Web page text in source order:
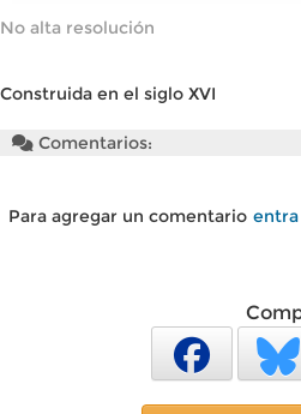
No alta resolución
Construida en el siglo XVI
Comentarios:
Para agregar un comentario